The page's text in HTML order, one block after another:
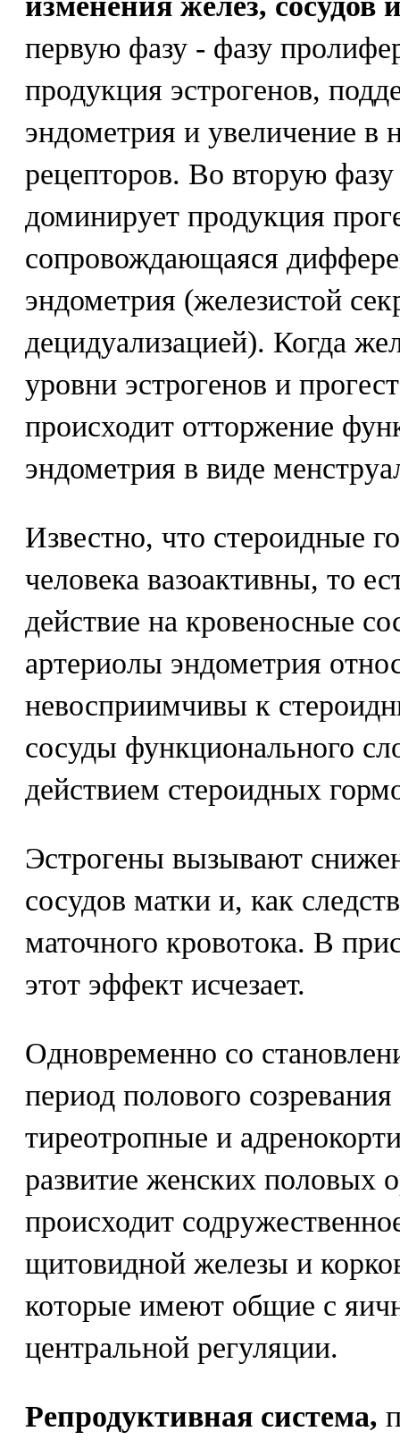
первую фазу - фазу
продукция эстрогенов,
эндометрия и увеличение в
рецепторов. Во вторую
доминирует продукция
сопровождающаяся
эндометрия (железистой
децидуализацией). Когда
уровни эстрогенов и
происходит отторжение
эндометрия в виде
Известно, что стероидные
человека вазоактивны, то
действие на кровеносные
артериолы эндометрия
невосприимчивы к
сосуды функционального
действием стероидных
Эстрогены вызывают
сосудов матки и, как
маточного кровотока. В
этот эффект исчезает.
Одновременно со
период полового
тиреотропные и
развитие женских половых
происходит
щитовидной железы и
которые имеют общие с
центральной регуляции.
Репродуктивная система,